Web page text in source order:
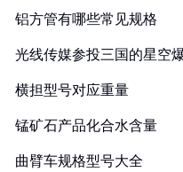
铝方管有哪些常见规格
光线传媒参投三国的星空
横担型号对应重量
锰矿石产品化合水含量
曲臂车规格型号大全